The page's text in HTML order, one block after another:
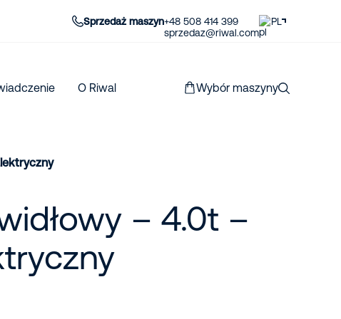
Sprzedaż maszyn+48 508 414 399
sprzedaz@riwal.com
PL
O Riwal Wybór maszyny
– 4.0t –